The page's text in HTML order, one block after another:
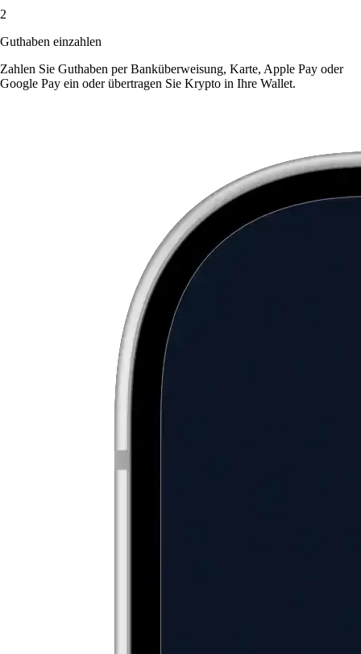
2
Guthaben einzahlen
Zahlen Sie Guthaben per Banküberweisung, Karte, Apple Pay oder
Google Pay ein oder übertragen Sie Krypto in Ihre Wallet.